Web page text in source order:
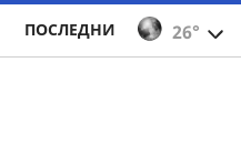
26°
ПОСЛЕДНИ